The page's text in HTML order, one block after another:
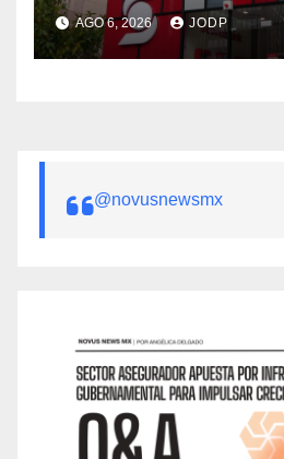
AGO 6, 2026 JODP
@novusnewsmx